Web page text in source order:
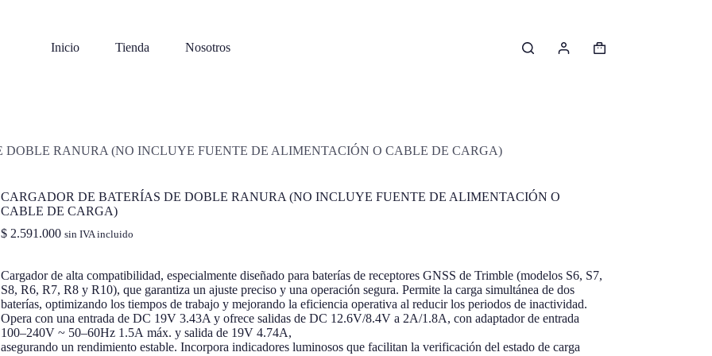
Inicio
Tienda Nosotros
Carro
DOBLE RANURA (NO INCLUYE FUENTE DE ALIMENTACIÓN O CABLE DE CARGA)
CARGADOR DE BATERÍAS DE DOBLE RANURA (NO INCLUYE FUENTE DE ALIMENTACIÓN O
CABLE DE CARGA)
$ 2.591.000 sin IVA incluido
Cargador dealta compatibilidad,especialmente diseñado parabaterías dereceptores GNSS de Trimble (modelos S6, S7,
S8, R6, R7, R8 y R10),que garantiza unajuste preciso yuna operación segura.Permite la cargasimultánea de dos
baterías,optimizando los tiempos detrabajo ymejorando laeficiencia operativa alreducir los periodos deinactividad.
Opera conuna entrada de DC 19V 3.43A yofrece salidas de DC 12.6V/8.4V a 2A/1.8A, conadaptadorde entrada
100–240V ~ 50–60Hz 1.5Amáx. ysalida de 19V 4.74A,
asegurando unrendimiento estable.Incorpora indicadores luminosos que facilitan laverificación delestado de carga